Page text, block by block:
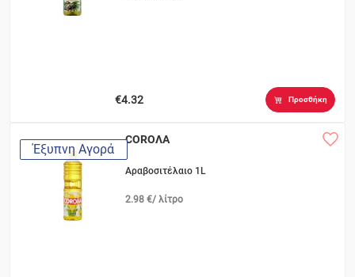
€4.32 Προσθήκη
Έξυπνη Αγορά
COROΛA
Αραβοσιτέλαιο 1L
2.98 €/ λίτρο